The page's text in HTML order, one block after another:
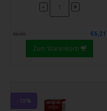
- +
€6,90
€6,21
Zum Warenkorb
-10%